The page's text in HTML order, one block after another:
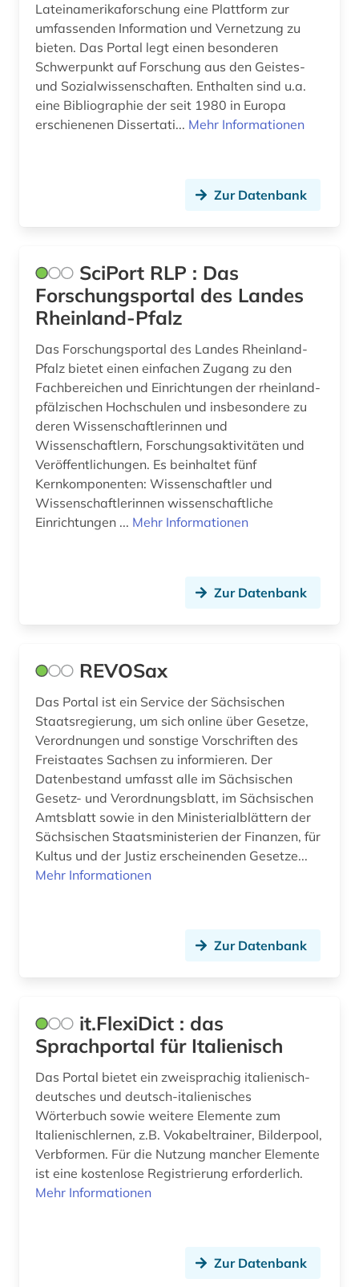
bildwissenschaft (2)
biodiversität (1)
biodiversitätsforschung (1)
bioenergie (1)
biologie (11)
biomedizin (2)
biomedizinische technik (1)
biomolekül (1)
bionik (1)
biopolymere (1)
biosphärenreservat rhön (1)
biotechnologie (1)
botanik (3)
braak (1)
brahms-institut (2)
branchenprofil (1)
braunschweig (1)
bremen (2)
brežnev, leonid ilʹič | politiker (1)
brief (5)
briefsammlung (3)
Lateinamerikaforschung eine Plattform zur
umfassenden Information und Vernetzung zu
bieten. Das Portal legt einen besonderen
Schwerpunkt auf Forschung aus den Geistes-
und Sozialwissenschaften. Enthalten sind u.a.
eine Bibliographie der seit 1980 in Europa
erschienenen Dissertati... Mehr Informationen
Zur Datenbank
SciPort RLP : Das
Forschungsportal des Landes
Rheinland-Pfalz
Das Forschungsportal des Landes Rheinland-
Pfalz bietet einen einfachen Zugang zu den
Fachbereichen und Einrichtungen der rheinland-
pfälzischen Hochschulen und insbesondere zu
deren Wissenschaftlerinnen und
Wissenschaftlern, Forschungsaktivitäten und
Veröffentlichungen. Es beinhaltet fünf
Kernkomponenten: Wissenschaftler und
Wissenschaftlerinnen wissenschaftliche
Einrichtungen ... Mehr Informationen
Zur Datenbank
REVOSax
Das Portal ist ein Service der Sächsischen
Staatsregierung, um sich online über Gesetze,
Verordnungen und sonstige Vorschriften des
Freistaates Sachsen zu informieren. Der
Datenbestand umfasst alle im Sächsischen
Gesetz- und Verordnungsblatt, im Sächsischen
Amtsblatt sowie in den Ministerialblättern der
Sächsischen Staatsministerien der Finanzen, für
Kultus und der Justiz erscheinenden Gesetze...
Mehr Informationen
Zur Datenbank
it.FlexiDict : das
Sprachportal für Italienisch
Das Portal bietet ein zweisprachig italienisch-
deutsches und deutsch-italienisches
Wörterbuch sowie weitere Elemente zum
Italienischlernen, z.B. Vokabeltrainer, Bilderpool,
Verbformen. Für die Nutzung mancher Elemente
ist eine kostenlose Registrierung erforderlich.
Mehr Informationen
Zur Datenbank